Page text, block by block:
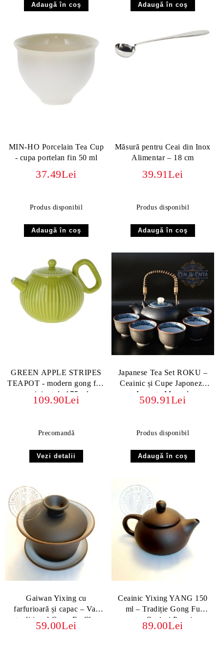
MIN-HO Porcelain Tea Cup
- cupa portelan fin 50 ml
37.49Lei
Produs disponibil
Măsură pentru Ceai din Inox
Alimentar – 18 cm
39.91Lei
Produs disponibil
GREEN APPLE STRIPES
TEAPOT - modern gong fu -
ceainicut de 175 ml
109.90Lei
Precomandă
Vezi detalii
Japanese Tea Set ROKU –
Ceainic și Cupe Japoneze
Lucrate Manual
509.91Lei
Produs disponibil
Gaiwan Yixing cu
farfurioară și capac – Vas
tradițional Gong Fu Cha
59.00Lei
Ceainic Yixing YANG 150
ml – Tradiție Gong Fu
pentru Ceaiuri Premium
89.00Lei